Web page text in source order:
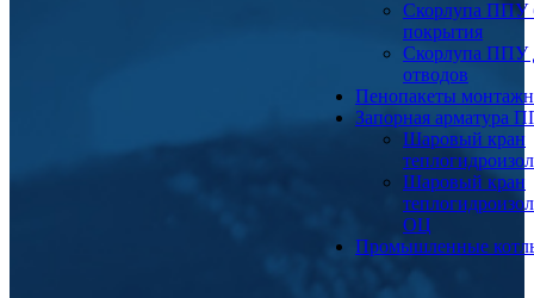
Скорлупа ППУ
покрытия
Скорлупа ППУ
отводов
Пенопакеты
Запорная арматура
Шаровый кран
Шаровый кран
ОЦ
Промышленные